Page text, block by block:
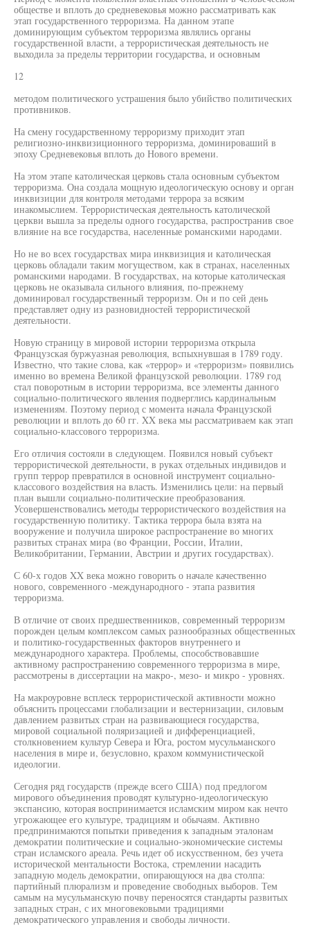
обществе и вплоть до средневековья можно рассматривать как
этап государственного терроризма. На данном этапе
доминирующим субъектом терроризма являлись органы
государственной власти, а террористическая деятельность не
выходила за пределы территории государства, и основным
12
методом политического устрашения было убийство политических
противников.
На смену государственному терроризму приходит этап
религиозно-инквизиционного терроризма, доминироваший в
эпоху Средневековья вплоть до Нового времени.
На этом этапе католическая церковь стала основным субъектом
терроризма. Она создала мощную идеологическую основу и орган
инквизиции для контроля методами террора за всяким
инакомыслием. Террористическая деятельность католической
церкви вышла за пределы одного государства, распространив свое
влияние на все государства, населенные романскими народами.
Но не во всех государствах мира инквизиция и католическая
церковь обладали таким могуществом, как в странах, населенных
романскими народами. В государствах, на которые католическая
церковь не оказывала сильного влияния, по-прежнему
доминировал государственный терроризм. Он и по сей день
представляет одну из разновидностей террористической
деятельности.
Новую страницу в мировой истории терроризма открыла
Французская буржуазная революция, вспыхнувшая в 1789 году.
Известно, что такие слова, как «террор» и «терроризм» появились
именно во времена Великой французской революции. 1789 год
стал поворотным в истории терроризма, все элементы данного
социально-политического явления подверглись кардинальным
изменениям. Поэтому период с момента начала Французской
революции и вплоть до 60 гг. XX века мы рассматриваем как этап
социально-классового терроризма.
Его отличия состояли в следующем. Появился новый субъект
террористической деятельности, в руках отдельных индивидов и
групп террор превратился в основной инструмент социально-
классового воздействия на власть. Изменились цели: на первый
план вышли социально-политические преобразования.
Усовершенствовались методы террористического воздействия на
государственную политику. Тактика террора была взята на
вооружение и получила широкое распространение во многих
развитых странах мира (во Франции, России, Италии,
Великобритании, Германии, Австрии и других государствах).
С 60-х годов XX века можно говорить о начале качественно
нового, современного -международного - этапа развития
терроризма.
В отличие от своих предшественников, современный терроризм
порожден целым комплексом самых разнообразных общественных
и политико-государственных факторов внутреннего и
международного характера. Проблемы, способствовавшие
активному распространению современного терроризма в мире,
рассмотрены в диссертации на макро-, мезо- и микро - уровнях.
На макроуровне всплеск террористической активности можно
объяснить процессами глобализации и вестернизации, силовым
давлением развитых стран на развивающиеся государства,
мировой социальной поляризацией и дифференциацией,
столкновением культур Севера и Юга, ростом мусульманского
населения в мире и, безусловно, крахом коммунистической
идеологии.
Сегодня ряд государств (прежде всего США) под предлогом
мирового объединения проводят культурно-идеологическую
экспансию, которая воспринимается исламским миром как нечто
угрожающее его культуре, традициям и обычаям. Активно
предпринимаются попытки приведения к западным эталонам
демократии политические и социально-экономические системы
стран исламского ареала. Речь идет об искусственном, без учета
исторической ментальности Востока, стремлении насадить
западную модель демократии, опирающуюся на два столпа:
партийный плюрализм и проведение свободных выборов. Тем
самым на мусульманскую почву переносятся стандарты развитых
западных стран, с их многовековыми традициями
демократического управления и свободы личности.